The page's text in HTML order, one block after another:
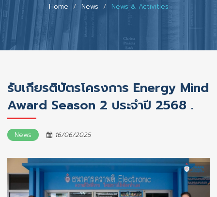
Home News News & Activities
รับเกียรติบัตรโครงการ Energy Mind
Award Season 2 ประจำปี 2568 .
News 16/06/2025